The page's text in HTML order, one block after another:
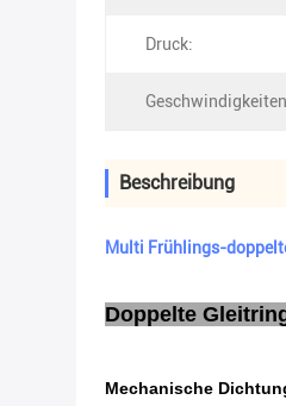
Druck:
Beschreibung
Multi Frühlings-
Doppelte
Mechanische